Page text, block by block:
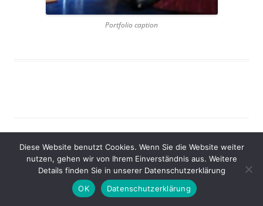
Portfolio caption
Diese Website benutzt Cookies. Wenn Sie die Website weiter
nutzen, gehen wir von Ihrem Einverständnis aus. Weitere
Details finden Sie in unserer Datenschutzerklärung
OK
Datenschutzerklärung